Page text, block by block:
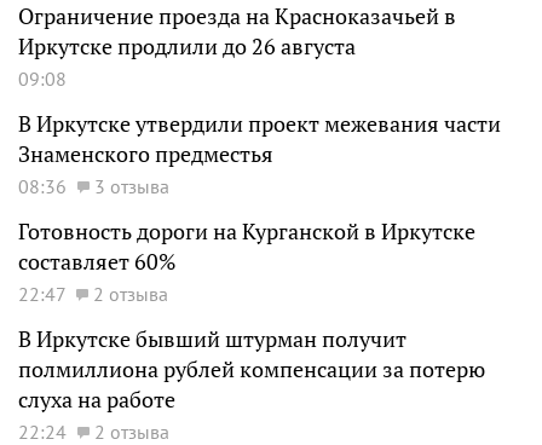
Ограничение проезда на Красноказачьей в
Иркутске продлили до 26 августа
09:08
В Иркутске утвердили проект межевания части
Знаменского предместья
08:36 3 отзыва
Готовность дороги на Курганской в Иркутске
составляет 60%
22:47 2 отзыва
В Иркутске бывший штурман получит
полмиллиона рублей компенсации за потерю
слуха на работе
22:24
2 отзыва